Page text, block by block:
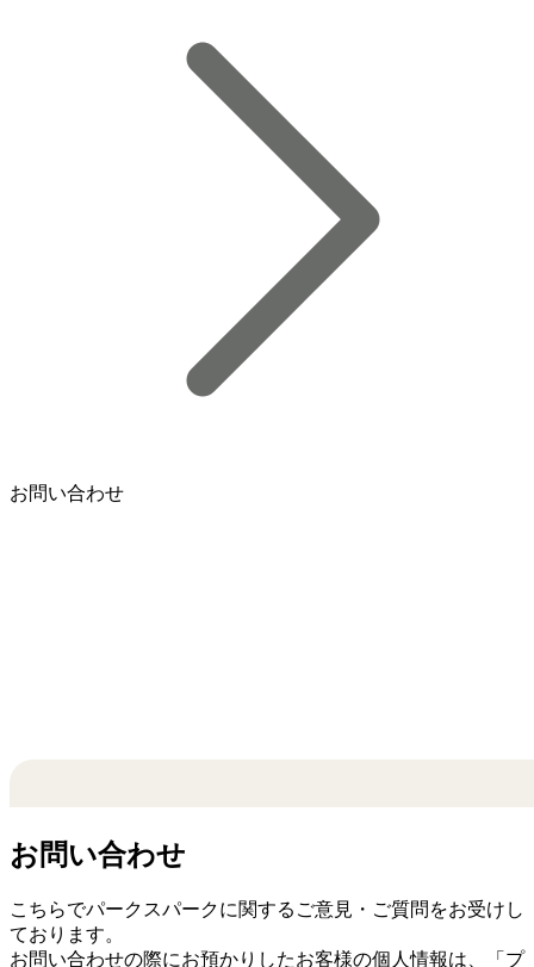
お問い合わせ
お問い合わせ
こちらでパークスパークに関するご意見・ご質問をお受けし
ております。
お問い合わせの際にお預かりしたお客様の個人情報は、「 プ